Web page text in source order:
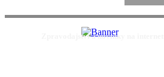
Zpravodajství a novinky na internetu